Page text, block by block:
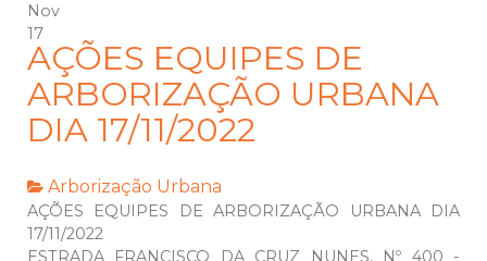
Nov
17
AÇÕES EQUIPES DE
ARBORIZAÇÃO URBANA
DIA 17/11/2022
Arborização Urbana
AÇÕES EQUIPES DE ARBORIZAÇÃO URBANA DIA
17/11/2022
ESTRADA FRANCISCO DA CRUZ NUNES, Nº 400 -